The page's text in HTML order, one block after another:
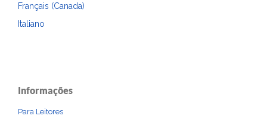
Français (Canada)
Italiano
Informações
Para Leitores